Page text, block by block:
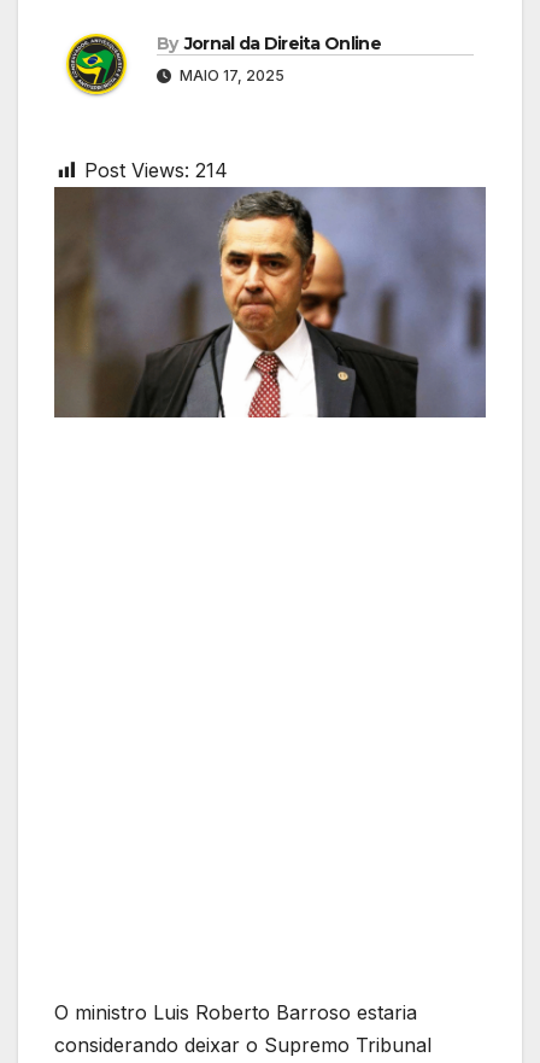
By Jornal da Direita Online
MAIO 17, 2025
Post Views: 214
O ministro Luis Roberto Barroso estaria
considerando deixar o Supremo Tribunal